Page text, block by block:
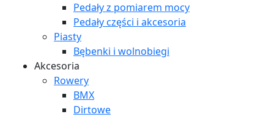
Pedały z pomiarem mocy
Pedały części i akcesoria
Piasty
Bębenki i wolnobiegi
Akcesoria
Rowery
BMX
Dirtowe